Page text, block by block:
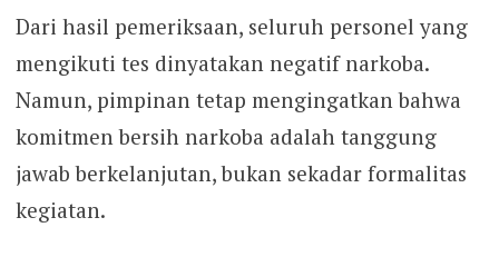
Dari hasil pemeriksaan, seluruh personel yang
mengikuti tes dinyatakan negatif narkoba.
Namun, pimpinan tetap mengingatkan bahwa
komitmen bersih narkoba adalah tanggung
jawab berkelanjutan, bukan sekadar formalitas
kegiatan.